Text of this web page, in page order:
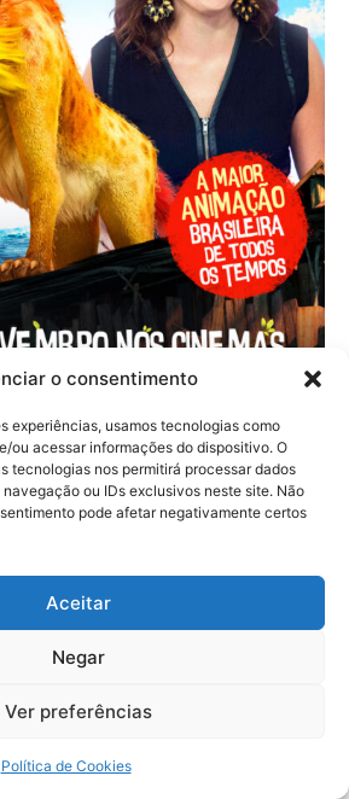
o consentimento
experiências, usamos tecnologias como
ou acessar informações do dispositivo. O
tecnologias nos permitirá processar dados
ou IDs exclusivos neste site. Não
pode afetar negativamente certos
Aceitar
Negar
Ver preferências
Política de Cookies